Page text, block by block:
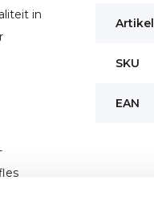
in
SKU
EAN